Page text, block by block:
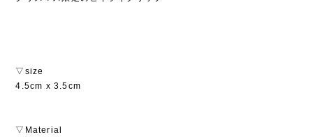
▽size
4.5cm x 3.5cm
▽Material